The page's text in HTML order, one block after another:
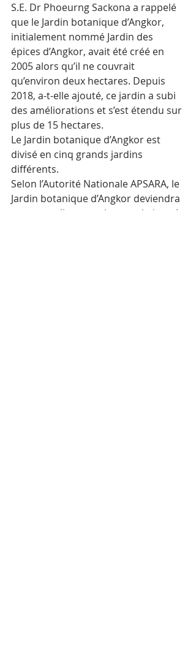
S.E. Dr Phoeurng Sackona a rappelé
que le Jardin botanique d’Angkor,
initialement nommé Jardin des
épices d’Angkor, avait été créé en
2005 alors qu’il ne couvrait
qu’environ deux hectares. Depuis
2018, a-t-elle ajouté, ce jardin a subi
des améliorations et s’est étendu sur
plus de 15 hectares.
Le Jardin botanique d’Angkor est
divisé en cinq grands jardins
différents.
Selon l’Autorité Nationale APSARA, le
Jardin botanique d’Angkor deviendra
une nouvelle attraction touristique à